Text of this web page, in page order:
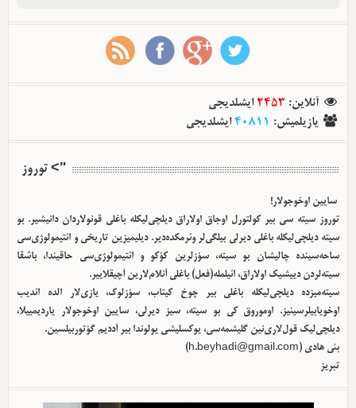
آنلاین:
2453 ایشلدیجی
یازیلمیش:
40811ایشلدیجی
"> توروز
سایین اوخوجولار!
توروز سیته سی بیر کولتورل اوجاق اولا‌راق دیلچی‌لیکله باغلی قونولاردان دانیشیر. بو
سیته دیلچی‌لیکله باغلی دیرلی بیلگی‌لر وئرمکده‌دیر. دیلیمیزین تاریخی و ائتیمولوژی‌سی
ساحه‌سینده چالیشان بو سیته، سؤزلرین کؤکو و ائتیمولوژی‌سی حاقیندا، باشقا
سیته‌لردن دییشیک اولا‌راق، ائیلمله(فعل) باغلی آنلام‌لارین آچیقلاییر.
سیته‌میزده دیلچی‌لیکله باغلی بیر چوخ کیتاب، سؤزلوک، یازی‌لار الده ائدیب
اوخویابیلرسینیز. اوموروق کی بو سیته، سیز دیرلی، سایین اوخوجولار یاردیمییلا،
دیلچی‌لیک قول‌لاری‌نین گلیشمه‌سی، یوکسلیشی یولوندا بیر آددیم گؤتوربیلسین.
بئی هادی ( h.beyhadi@gmail.com
)
تبریز